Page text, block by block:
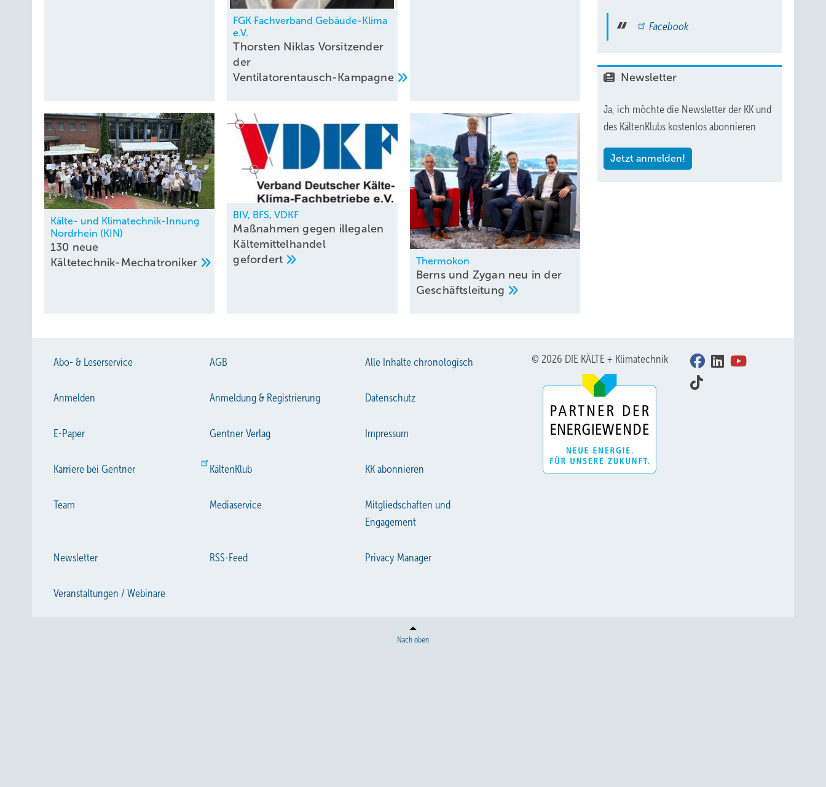
FGK Fachverband Gebäude-Klima
e.V.
Thorsten Niklas Vorsitzender
der
Ventilatorentausch-Kampagne
Kälte- und Klimatechnik-Innung
Nordrhein (KIN)
130 neue
Kältetechnik-Mechatroniker
BIV, BFS, VDKF
Maßnahmen gegen illegalen
Kältemittelhandel
gefordert
Thermokon
Berns und Zygan neu in der
Geschäftsleitung
Facebook
Newsletter
Ja, ich möchte die Newsletter der KK und
des KältenKlubs kostenlos abonnieren
Jetzt anmelden!
Abo- & Leserservice AGB Alle Inhalte chronologisch
Anmelden Anmeldung & Registrierung Datenschutz
E-Paper Gentner Verlag Impressum
Karriere bei Gentner KältenKlub KK abonnieren
Team Mediaservice
Mitgliedschaften und
Engagement
Newsletter RSS-Feed Privacy Manager
Veranstaltungen / Webinare
© 2026 DIE KÄLTE + Klimatechnik
Nach oben